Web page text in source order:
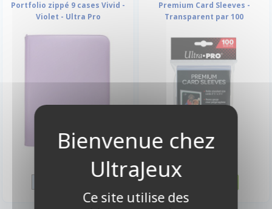
Portfolio zippé 9 cases Vivid -
Violet - Ultra Pro
Premium Card Sleeves -
Transparent par 100
Ce site utilise des